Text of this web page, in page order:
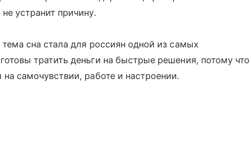
устранит причину.
сна стала для россиян одной из самых
тратить деньги на быстрые решения, потому что
на самочувствии, работе и настроении.